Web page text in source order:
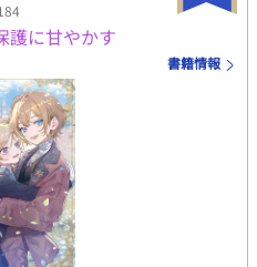
護に甘やかす
書籍情報